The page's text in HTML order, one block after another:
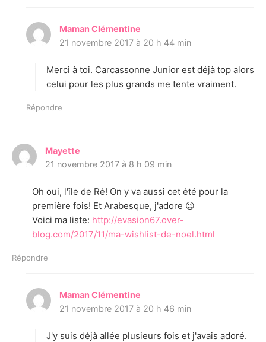
Maman Clémentine
:
21 novembre 2017 à 20 h 44 min
Merci à toi. Carcassonne Junior est déjà top alors
celui pour les plus grands me tente vraiment.
Répondre
Mayette
i
:
21 novembre 2017 à 8 h 09 min
Oh oui, l'île de Ré! On y va aussi cet été pour la
première fois! Et Arabesque, j'adore 😉
Voici ma liste: http://evasion67.over-
blog.com/2017/11/ma-wishlist-de-noel.html
Répondre
Maman Clémentine
:
21 novembre 2017 à 20 h 46 min
J'y suis déjà allée plusieurs fois et j'avais adoré.